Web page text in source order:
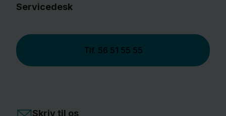
Servicedesk
Tlf. 56 51 55 55
Skriv til os